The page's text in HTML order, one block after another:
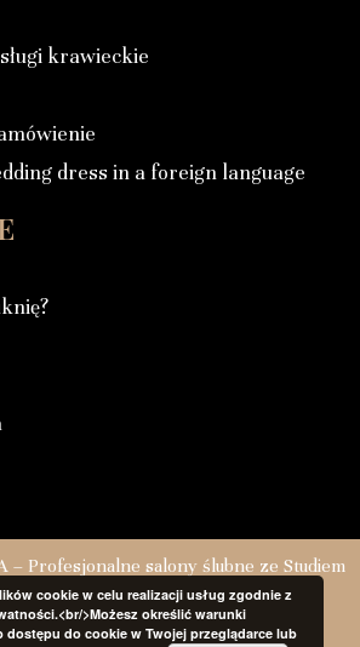
krawieckie
dress in a foreign language
Profesjonalne salony ślubne ze Studiem
cookie w celu realizacji usług zgodnie z
>Możesz określić warunki
dostępu do cookie w Twojej przeglądarce lub